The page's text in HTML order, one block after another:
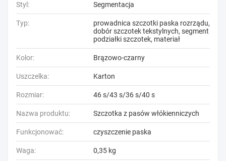
Styl: Segmentacja
Typ:
prowadnica szczotki paska rozrządu,
dobór szczotek tekstylnych, segment
podziałki szczotek, materiał
Kolor: Brązowo-czarny
Uszczelka: Karton
Rozmiar: 46 s/43 s/36 s/40 s
Nazwa produktu: Szczotka z pasów włókienniczych
Funkcjonować: czyszczenie paska
Waga: 0,35 kg